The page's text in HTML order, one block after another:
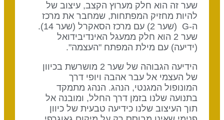
שער זה הוא חלק מערוץ הקצב, עיצוב של
להיות מחזיק המפתחות, שמחבר את מרכז
ה-G (שער 2) עם מרכז הסאקרל (שער 14).
שער 2 הוא חלק ממעגל האינדיבידואל
(ידיעה) עם מילת המפתח "העצמה".
הידיעה הגבוהה של שער 2 מושרשת בכיוון
של העצמי אל עבר אהבה ויופי דרך
המונופול המגנטי, הנהג. הנהג מתמקד
בתנועה שלנו בזמן דרך החלל, ומובנה אל
תוך העיצוב שלנו כידיעה טבעית של כיוון